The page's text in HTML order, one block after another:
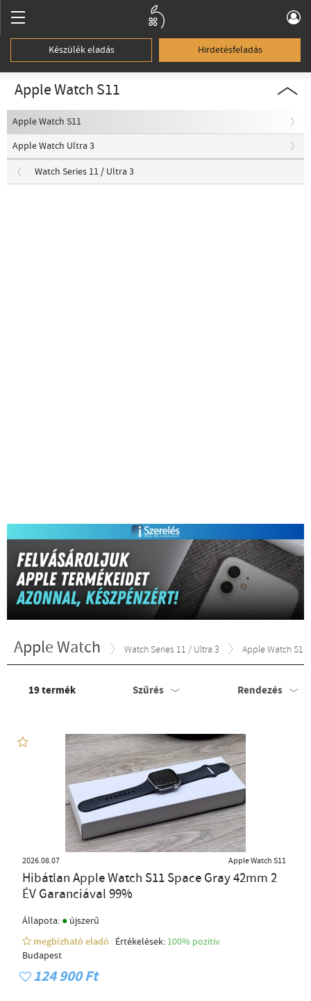
Készülék eladás Hirdetésfeladás
Apple Watch S11
Apple Watch S11
Apple Watch Ultra 3
Watch Series 11 / Ultra 3
Apple Watch Watch Series 11 / Ultra 3 Apple Watch S11
19termék Szűrés Rendezés
2026.08.07 Apple Watch S11
Hibátlan Apple Watch S11 Space Gray 42mm 2
ÉV Garanciával 99%
Állapota: ● újszerű
megbízható eladó
Értékelések: 100% pozítiv
Budapest
124 900 Ft